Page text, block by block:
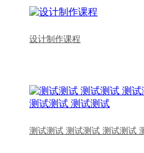
设计制作课程
测试测试 测试测试 测试测试